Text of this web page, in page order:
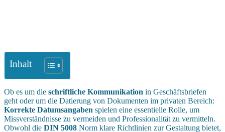
Inhalt
Ob es um die schriftliche Kommunikation in Geschäftsbriefen
geht oder um die Datierung von Dokumenten im privaten Bereich:
Korrekte Datumsangaben spielen eine essentielle Rolle, um
Missverständnisse zu vermeiden und Professionalität zu vermitteln.
Obwohl die DIN 5008 Norm klare Richtlinien zur Gestaltung bietet,